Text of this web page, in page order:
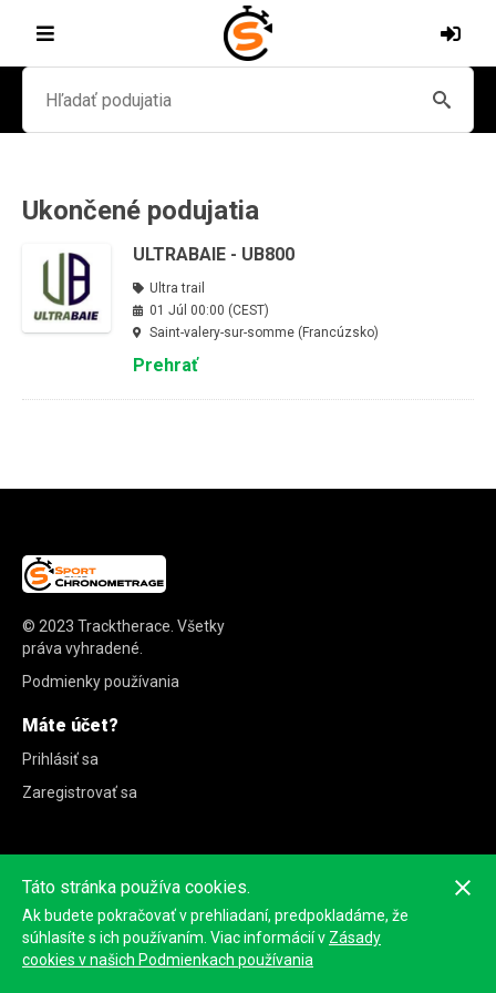
Ukončené podujatia
ULTRABAIE - UB800
Ultra trail
01 Júl 00:00 (CEST)
Saint-valery-sur-somme (Francúzsko)
Prehrať
© 2023 Tracktherace Všetky
práva vyhradené.
Podmienky používania
Máte účet?
Prihlásiť sa
Zaregistrovať sa
Táto stránka používa cookies.
Ak budete pokračovať v prehliadaní, predpokladáme, že
súhlasíte s ich používaním. Viac informácií v Zásady
cookies v našich Podmienkach používania